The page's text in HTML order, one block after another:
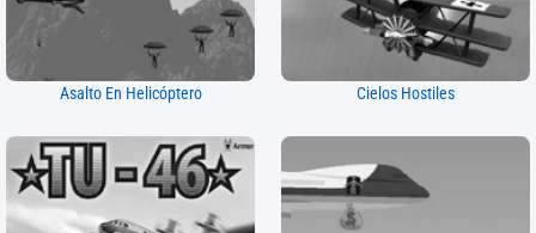
Asalto En Helicóptero Cielos Hostiles